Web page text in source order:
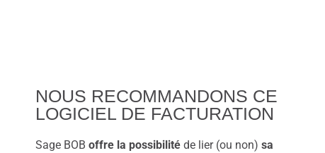
NOUS RECOMMANDONS CE
LOGICIEL DE FACTURATION
Sage BOB offre la possibilité de lier (ou non) sa